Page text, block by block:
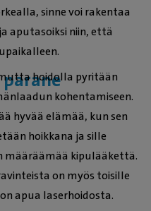
sinne voi rakentaa
aputasoiksi niin, että
hoidolla pyritään
kohentamiseen.
hyvää elämää, kun sen
hoikkana ja sille
määräämää kipulääkettä.
on myös toisille
apua laserhoidosta.